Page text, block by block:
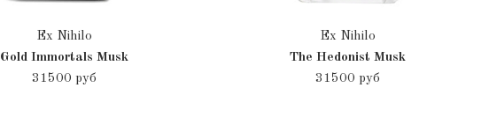
Ex Nihilo
Gold Immortals Musk
31500 руб
Ex Nihilo
The Hedonist Musk
31500 руб